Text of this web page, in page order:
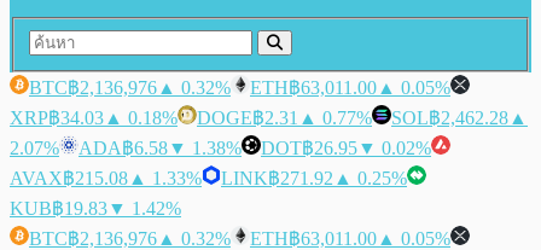
BTC฿2,136,976 ▲ 0.32% ETH฿63,011.00 ▲ 0.05%
XRP฿34.03 ▲ 0.18% DOGE฿2.31 ▲ 0.77% SOL฿2,462.28 ▲
2.07%
ADA฿6.58▼ 1.38% DOT฿26.95▼ 0.02%
AVAX฿215.08 ▲ 1.33% LINK฿271.92 ▲ 0.25%
KUB฿19.83▼ 1.42%
BTC฿2,136,976 ▲ 0.32% ETH฿63,011.00 ▲ 0.05%